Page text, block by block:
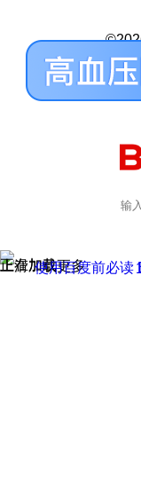
正在加载
上滑加载更多
使用百度前必读